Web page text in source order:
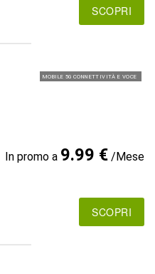
SCOPRI
MOBILE 5G CONNETTIVITÀ E VOCE
In promo a 9.99 €/Mese
SCOPRI